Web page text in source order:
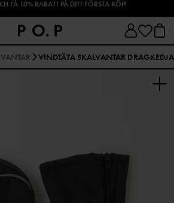
VANTAR VINDTÄTA SKALVANTAR DRAGKEDJA